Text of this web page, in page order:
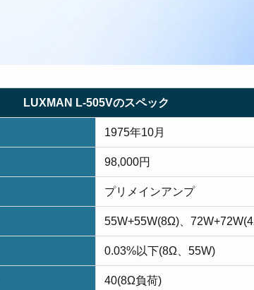
LUXMAN L-505Vのスペック
1975年10月
98,000円
プリメインアンプ
55W+55W(8Ω)、
0.03%以下(8Ω、55W)
40(8Ω負荷)